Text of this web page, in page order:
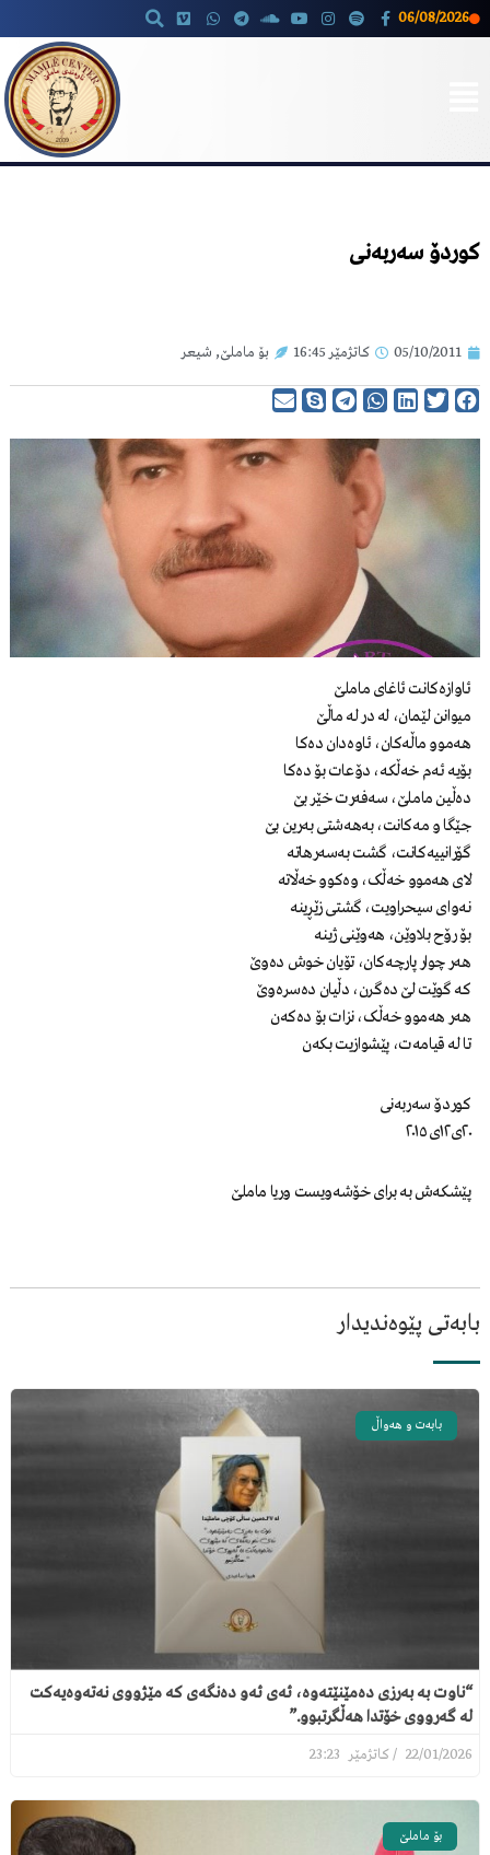
06/08/2026
کوردۆ سەربەنی
05/10/2011 کاتژمێر 16:45 بۆ ماملێ, شیعر
ئاوازەکانت ئاغاى ماملێ
ميوانن لێمان، لە در لە ماڵێ
هەموو ماڵەكان، ئاوەدان دەكا
بۆيه ئەم خەڵكه، دۆعات بۆ دەكا
دەڵين ماملێ، سەفەرت خێر بێ
جێگا و مەکانت، بەهەشتی بەرين بێ
گۆرانیيەكانت، گشت بەسەرهاتە
ﻻى هەموو خەڵک، وەكوو خەڵاته
نەوای سیحراویت، گشتی زێڕینە
بۆ رۆح بلاوێن، هەوێنى ژينه
هەر چوار پارچەکان، تۆيان خوش دەوێ
که گوێت لێ دەگرن، دڵيان دەسرەوێ
هەر هەموو خەڵک، نزات بۆ دەكەن
تا لە قيامەت، پێشوازيت بكەن
کوردۆ سەربەنی
٢٠ی١٢ی ٢٠١٥
پێشكەش به براى خۆشەويست وريا ماملێ
بابەتی پێوەندیدار
بابەت و هەواڵ
“ناوت بە بەرزی دەمێنێتەوە، ئەی ئەو دەنگەی کە مێژووی نەتەوەیەکت
لە گەرووی خۆتدا هەڵگرتبوو.”
22/01/2026
بۆ ماملێ